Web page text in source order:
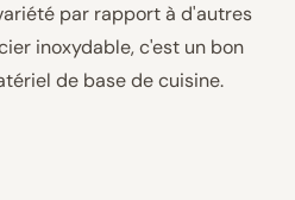
par rapport à d'autres
inoxydable, c'est un bon
de base de cuisine.